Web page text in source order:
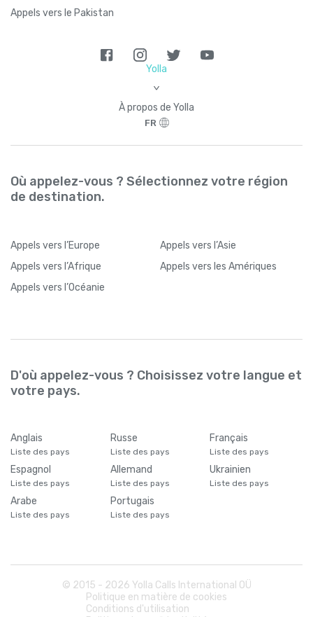
Appels vers le Pakistan
Yolla
>
À propos de Yolla
FR
Où appelez-vous ? Sélectionnez votre région
de destination.
Appels vers l’Europe Appels vers l’Asie
Appels vers l’Afrique Appels vers les Amériques
Appels vers l’Océanie
D'où appelez-vous ? Choisissez votre langue et
votre pays.
Anglais
Liste des pays
Russe
Liste des pays
Français
Liste des pays
Espagnol
Liste des pays
Allemand
Liste des pays
Ukrainien
Liste des pays
Arabe
Liste des pays
Portugais
Liste des pays
© 2015 - 2026 Yolla Calls International OÜ
Politique en matière de cookies
Conditions d'utilisation